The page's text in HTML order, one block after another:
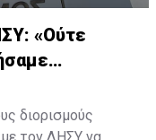
«Ούτε
διορισμούς